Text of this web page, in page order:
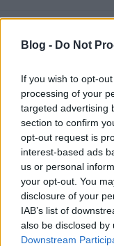
Blog - Do Not
If you wish to opt-
processing of your
targeted advertising
section to confirm
opt-out request is
interest-based ads
us or personal
your opt-out. You
disclosure of your
IAB’s list of
also be disclosed
Downstream
ezeréves
medencében. A
restaurálások,
egy-egy
szülöttjének,…